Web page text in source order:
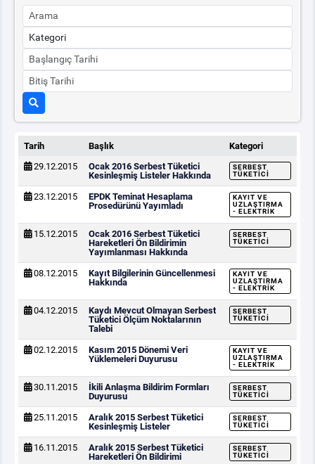
SERBEST TÜKETİCİ
MALİ UZLAŞTIRMA
TEMİNAT
BÜLTENLER
DUYURULAR
BT HİZMET YÖNETİM SİSTEMİ POLİTİKAMIZ
Tarih Başlık
Kategori
29.12.2015
Ocak 2016 Serbest Tüketici
Kesinleşmiş Listeler Hakkında
SERBEST
TÜKETICI
23.12.2015
EPDK Teminat Hesaplama
Prosedürünü Yayımladı
KAYIT VE
UZLAŞTIRMA
- ELEKTRIK
15.12.2015
Ocak 2016 Serbest Tüketici
Hareketleri Ön Bildirimin
Yayımlanması Hakkında
SERBEST
TÜKETICI
08.12.2015
Kayıt Bilgilerinin Güncellenmesi
Hakkında
KAYIT VE
UZLAŞTIRMA
- ELEKTRIK
04.12.2015
Kaydı Mevcut Olmayan Serbest
Tüketici Ölçüm Noktalarının
Talebi
SERBEST
TÜKETICI
02.12.2015
Kasım 2015 Dönemi Veri
Yüklemeleri Duyurusu
KAYIT VE
UZLAŞTIRMA
- ELEKTRIK
30.11.2015
İkili Anlaşma Bildirim Formları
Duyurusu
SERBEST
TÜKETICI
25.11.2015
Aralık 2015 Serbest Tüketici
Kesinleşmiş Listeler
SERBEST
TÜKETICI
16.11.2015
Aralık 2015 Serbest Tüketici
Hareketleri Ön Bildirimi
SERBEST
TÜKETICI